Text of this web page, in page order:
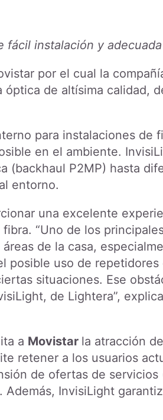
instalación y
por el cual la
de altísima calidad,
para instalaciones de
en el ambiente.
(backhaul P2MP) hasta
entorno.
una excelente
“Uno de los
de la casa,
posible uso de
situaciones. Ese
de Lightera”,
a Movistar la atracción
retener a los usuarios
de ofertas de
InvisiLight